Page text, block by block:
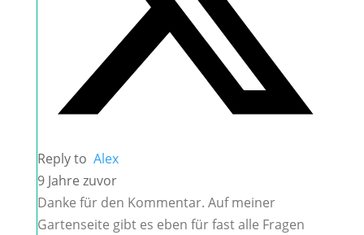
Reply to Alex
9 Jahre zuvor
Danke für den Kommentar. Auf meiner
Gartenseite gibt es eben für fast alle Fragen